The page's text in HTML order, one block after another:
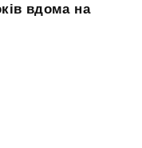
вдома на